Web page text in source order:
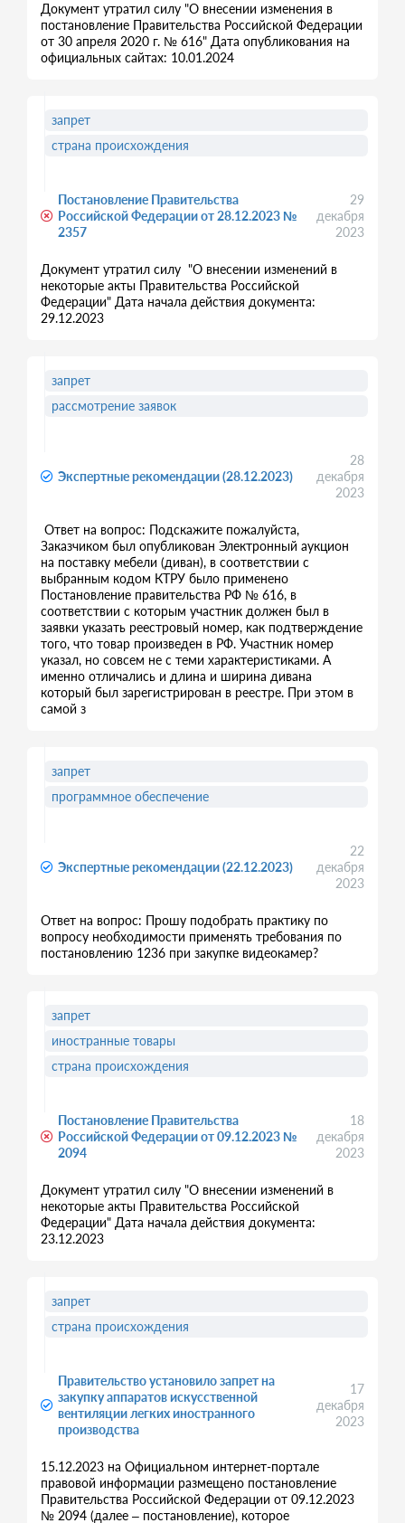
Документ утратил силу "О внесении изменения в
постановление Правительства Российской Федерации
от 30 апреля 2020 г. № 616" Дата опубликования на
официальных сайтах: 10.01.2024
Постановление Правительства
Российской Федерации от 28.12.2023 №
2357
29
декабря
2023
Документ утратил силу "О внесении изменений в
некоторые акты Правительства Российской
Федерации" Дата начала действия документа:
29.12.2023
запрет
страна происхождения
Экспертные рекомендации (28.12.2023)
28
декабря
2023
Ответ на вопрос: Подскажите пожалуйста,
Заказчиком был опубликован Электронный аукцион
на поставку мебели (диван), в соответствии с
выбранным кодом КТРУ было применено
Постановление правительства РФ № 616, в
соответствии с которым участник должен был в
заявки указать реестровый номер, как подтверждение
того, что товар произведен в РФ. Участник номер
указал, но совсем не с теми характеристиками. А
именно отличались и длина и ширина дивана
который был зарегистрирован в реестре. При этом в
самой з
запрет
рассмотрение заявок
Экспертные рекомендации (22.12.2023)
22
декабря
2023
Ответ на вопрос: Прошу подобрать практику по
вопросу необходимости применять требования по
постановлению 1236 при закупке видеокамер?
запрет
программное обеспечение
Постановление Правительства
Российской Федерации от 09.12.2023 №
2094
18
декабря
2023
Документ утратил силу "О внесении изменений в
некоторые акты Правительства Российской
Федерации" Дата начала действия документа:
23.12.2023
запрет
иностранные товары
страна происхождения
Правительство установило запрет на
закупку аппаратов искусственной
вентиляции легких иностранного
производства
17
декабря
2023
15.12.2023 на Официальном интернет-портале
правовой информации размещено постановление
Правительства Российской Федерации от 09.12.2023
№ 2094 (далее – постановление), которое
запрет
страна происхождения